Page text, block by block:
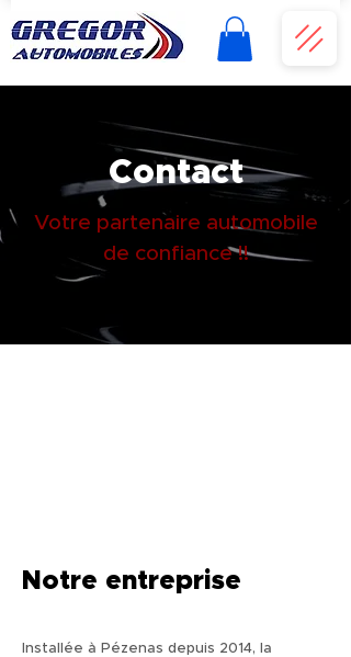
Contact
Votre partenaire automobile
de confiance !!
Notre entreprise
Installée à Pézenas depuis 2014, la